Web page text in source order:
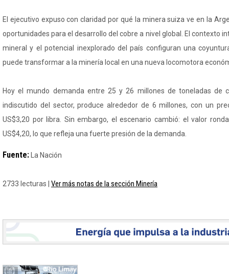
El ejecutivo expuso con claridad por qué la minera suiza ve en la
oportunidades para el desarrollo del cobre a nivel global. El contexto
mineral y el potencial inexplorado del país configuran una
puede transformar a la minería local en una nueva locomotora
Hoy el mundo demanda entre 25 y 26 millones de toneladas de
indiscutido del sector, produce alrededor de 6 millones, con un
US$3,20 por libra. Sin embargo, el escenario cambió: el valor
US$4,20, lo que refleja una fuerte presión de la demanda.
Fuente: La Nación
2733 lecturas | Ver más notas de la sección Minería